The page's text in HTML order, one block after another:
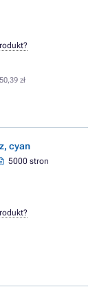
zł
cyan
5000 stron